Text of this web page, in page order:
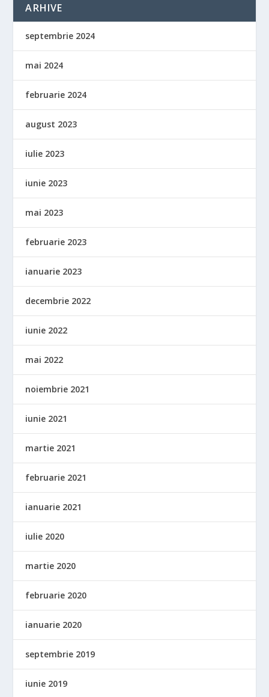
ARHIVE
septembrie 2024
mai 2024
februarie 2024
august 2023
iulie 2023
iunie 2023
mai 2023
februarie 2023
ianuarie 2023
decembrie 2022
iunie 2022
mai 2022
noiembrie 2021
iunie 2021
martie 2021
februarie 2021
ianuarie 2021
iulie 2020
martie 2020
februarie 2020
ianuarie 2020
septembrie 2019
iunie 2019